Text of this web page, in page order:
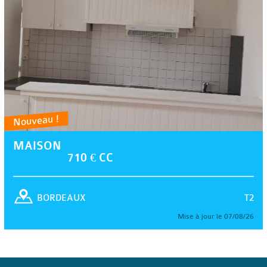
Nouveau !
MAISON
710 € CC
T2
BORDEAUX
Mise à jour le 07/08/26